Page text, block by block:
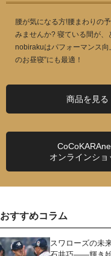
腰が気になる方!腰まわりの
みませんか? 寝ている間が、
nobirakuはパフォーマンス向
のお昼寝”にも最適！
商品を見る
オンラインショ
おすすめコラム
スワローズの未